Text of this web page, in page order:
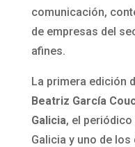
comunicación,
de empresas del
afines.
La primera edición
Beatriz García
Galicia, el
Galicia y uno de